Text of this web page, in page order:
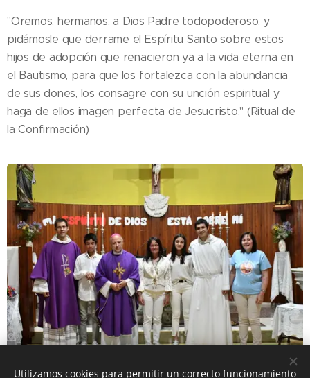
"Oremos, hermanos, a Dios Padre todopoderoso, y
pidámosle que derrame el Espíritu Santo sobre estos
hijos de adopción que renacieron ya a la vida eterna en
el Bautismo, para que los fortalezca con la abundancia
de sus dones, los consagre con su unción espiritual y
haga de ellos imagen perfecta de Jesucristo." (Ritual de
la Confirmación)
Utilizamos cookies para permitir un correcto funcionamiento